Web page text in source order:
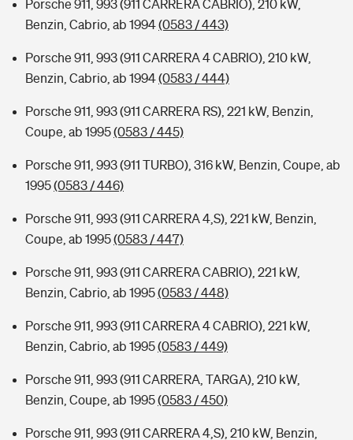
Porsche 911, 993 (911 CARRERA CABRIO), 210 kW,
Benzin, Cabrio, ab 1994(0583 / 443)
Porsche 911, 993 (911 CARRERA 4 CABRIO), 210 kW,
Benzin, Cabrio, ab 1994(0583 / 444)
Porsche 911, 993 (911 CARRERA RS), 221 kW, Benzin,
Coupe, ab 1995(0583 / 445)
Porsche 911, 993 (911 TURBO), 316 kW, Benzin, Coupe, ab
1995(0583 / 446)
Porsche 911, 993 (911 CARRERA 4,S), 221 kW, Benzin,
Coupe, ab 1995(0583 / 447)
Porsche 911, 993 (911 CARRERA CABRIO), 221 kW,
Benzin, Cabrio, ab 1995(0583 / 448)
Porsche 911, 993 (911 CARRERA 4 CABRIO), 221 kW,
Benzin, Cabrio, ab 1995(0583 / 449)
Porsche 911, 993 (911 CARRERA, TARGA), 210 kW,
Benzin, Coupe, ab 1995(0583 / 450)
Porsche 911, 993 (911 CARRERA 4,S), 210 kW, Benzin,